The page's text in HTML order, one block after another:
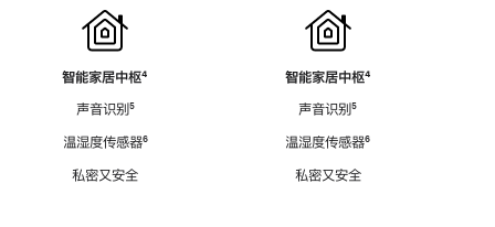
智能家居中枢脚
⁴
声音识别脚
⁵
温湿度传感器脚
⁶
私密又安全
智能家居中枢脚
⁴
声音识别脚
⁵
温湿度传感器脚
⁶
私密又安全